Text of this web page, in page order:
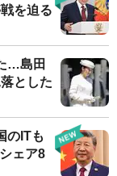
を迫る
…島田
とした
のITも
ェア8